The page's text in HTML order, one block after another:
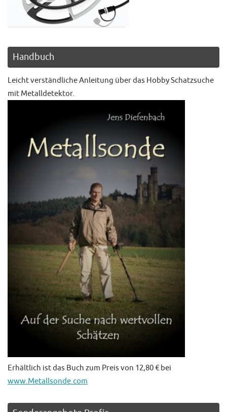
Handbuch
Leicht verständliche Anleitung über das Hobby Schatzsuche
mit Metalldetektor.
Erhältlich ist das Buch zum Preis von 12,80 € bei
www.Metallsonde.com